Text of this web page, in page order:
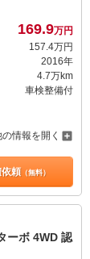
169.9万円
157. 4万円
2016年
4.7万km
車検整備付
の情報を開く
頼（無料）
ーボ 4WD 認